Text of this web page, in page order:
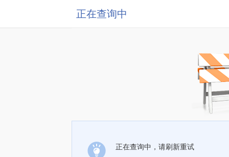
正在查询中
正在查询中，请刷新重试